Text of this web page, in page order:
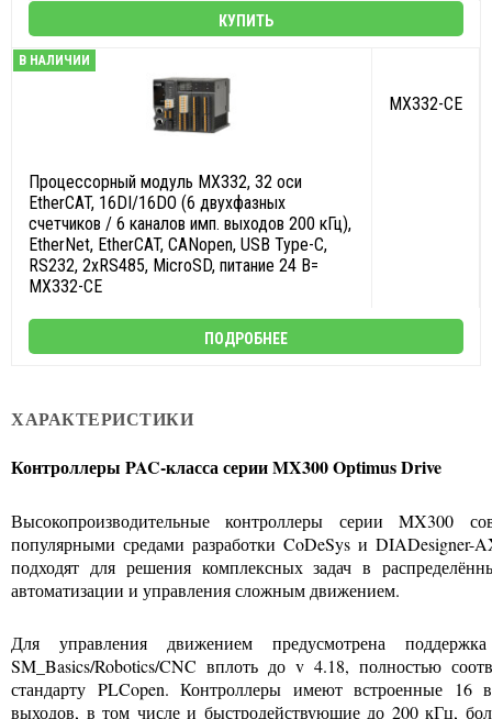
КУПИТЬ
В НАЛИЧИИ
MX332-CE
Процессорный модуль MX332, 32 оси
EtherCAT, 16DI/16DO (6 двухфазных
счетчиков / 6 каналов имп. выходов 200 кГц),
EtherNet, EtherCAT, CANopen, USB Type-C,
RS232, 2xRS485, MicroSD, питание 24 В=
MX332-CE
ПОДРОБНЕЕ
ХАРАКТЕРИСТИКИ
Контроллеры PAC-класса серии MX300 Optimus Drive
Высокопроизводительные контроллеры серии MX300
популярными средами разработки CoDeSys и DIADesigner-
подходят для решения комплексных задач в
автоматизации и управления сложным движением.
Для управления движением предусмотрена
SM_Basics/Robotics/CNC вплоть до v 4.18, полностью
стандарту PLCopen. Контроллеры имеют встроенные 16
выходов, в том числе и быстродействующие до 200 кГц,